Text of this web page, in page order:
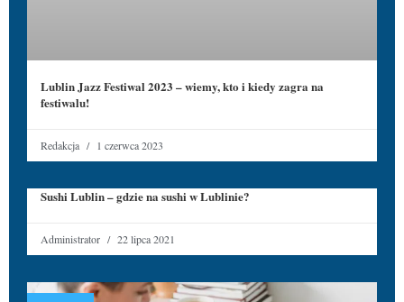
Lublin Jazz Festiwal 2023 – wiemy, kto i kiedy zagra na
festiwalu!
Redakcja 1 czerwca 2023
Sushi Lublin – gdzie na sushi w Lublinie?
Administrator 22 lipca 2021